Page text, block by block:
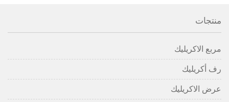
منتجات
مربع الاكريليك
رف أكريليك
عرض الاكريليك